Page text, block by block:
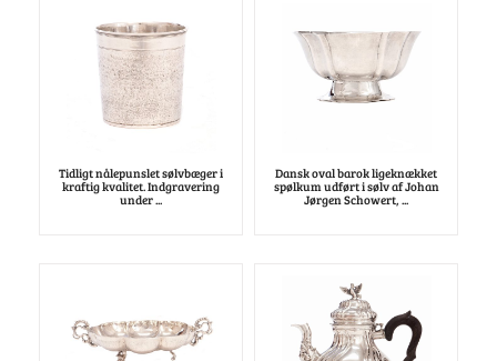
Tidligt nålepunslet sølvbæger i
kraftig kvalitet. Indgravering
under ...
Dansk oval barok ligeknækket
spølkum udført i sølv af Johan
Jørgen Schowert, ...